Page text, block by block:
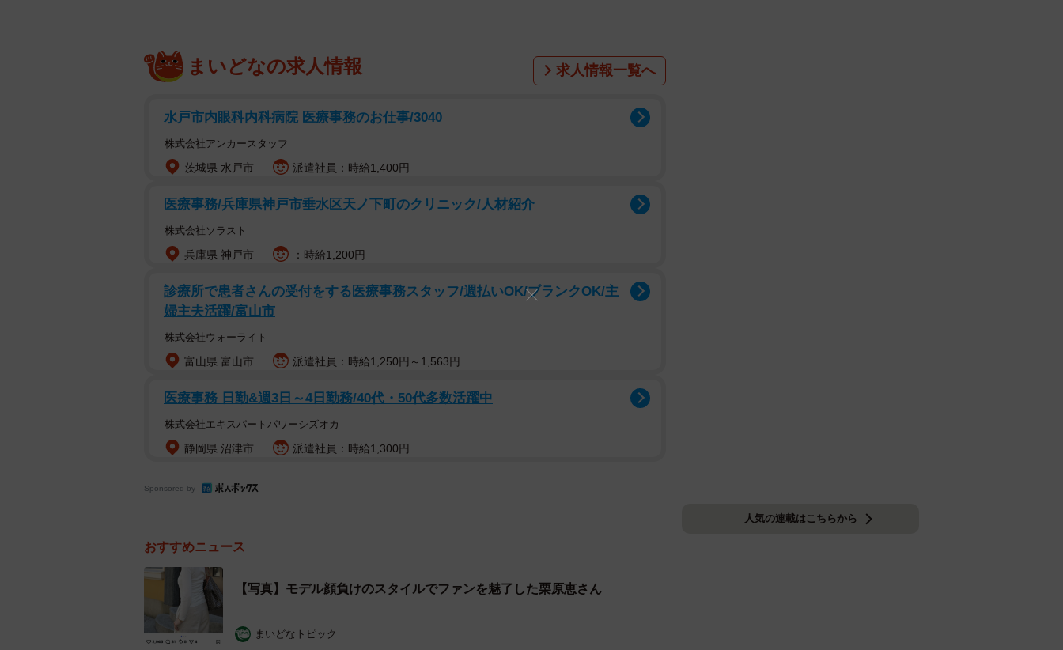
栗原さんは1984年、広島県出身。2001年、全日本女子に初選出され、翌年の日米対抗で代
表デビューしました。その後、全日本のヤングエースとして「プリンセス・メグ」の愛称で
親しまれ、バレーボール人気の火付け役に。2004年アテネ、2008年北京と2度、オリンピッ
クに出場したほか、2010年の世界選手権では銅メダル獲得に貢献しました。2019年に現役
を引退し、2024年9月にモデル兼フォトグラファーのKoukiさんと結婚。同年12月に第1子と
なる男児を出産しています。
まいどなの求人情報 求人情報一覧へ
水戸市内眼科内科病院 医療事務のお仕事/3040
株式会社アンカースタッフ
茨城県 水戸市 派遣社員：時給1,400円
医療事務/兵庫県神戸市垂水区天ノ下町のクリニック/人材紹介
株式会社ソラスト
兵庫県 神戸市 ：時給1,200円
診療所で患者さんの受付をする医療事務スタッフ/週払いOK/ブランクOK/主
婦主夫活躍/富山市
株式会社ウォーライト
富山県 富山市 派遣社員：時給1,250円～1,563円
医療事務 日勤&週3日～4日勤務/40代・50代多数活躍中
株式会社エキスパートパワーシズオカ
静岡県 沼津市 派遣社員：時給1,300円
Sponsored by
おすすめニュース
【写真】モデル顔負けのスタイルでファンを魅了した栗原恵さん
まいどなトピック
人気の連載はこちらから